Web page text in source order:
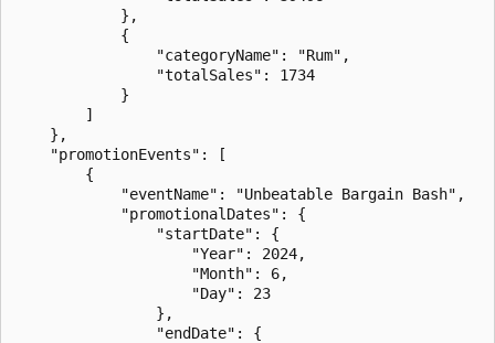
            },
            {
                "categoryName": "Rum",
                "totalSales": 1734
            }
        ]
    },
    "promotionEvents": [
        {
            "eventName": "Unbeatable Bargain Bash",
            "promotionalDates": {
                "startDate": {
                    "Year": 2024,
                    "Month": 6,
                    "Day": 23
                },
                "endDate": {